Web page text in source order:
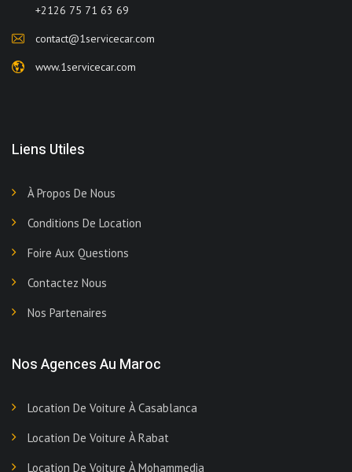
+2126 75 71 63 69
contact@1servicecar.com
www.1servicecar.com
Liens Utiles
À Propos De Nous
Conditions De Location
Foire Aux Questions
Contactez Nous
Nos Partenaires
Nos Agences Au Maroc
Location De Voiture À Casablanca
Location De Voiture À Rabat
Location De Voiture À Mohammedia